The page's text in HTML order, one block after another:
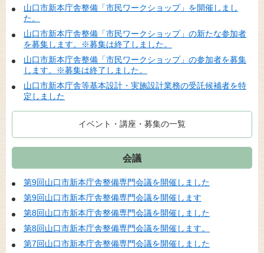
山口市新本庁舎整備「市民ワークショップ」を開催しまし
た。
山口市新本庁舎整備「市民ワークショップ」の新たな参加者
を募集します。※募集は終了しました。
山口市新本庁舎整備「市民ワークショップ」の参加者を募集
します。※募集は終了しました。
山口市新本庁舎等基本設計・実施設計業務の受託候補者を特
定しました
イベント・講座・募集の一覧
会議
第9回山口市新本庁舎整備専門会議を開催しました
第9回山口市新本庁舎整備専門会議を開催します
第8回山口市新本庁舎整備専門会議を開催しました
第8回山口市新本庁舎整備専門会議を開催します。
第7回山口市新本庁舎整備専門会議を開催しました